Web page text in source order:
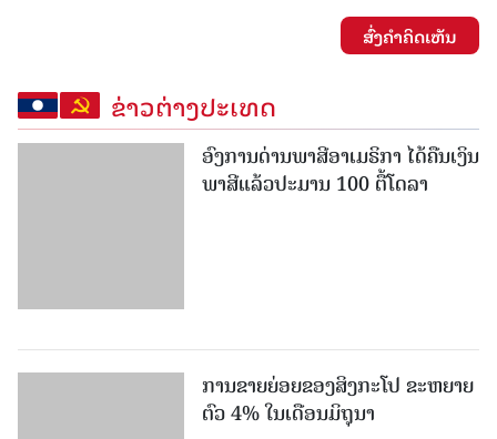
ສົ່ງຄໍາຄິດເຫັນ
ຂ່າວຕ່າງປະເທດ
ອົງການດ່ານພາສີອາເມຣິກາ ໄດ້ຄືນເງິນ
ພາສີແລ້ວປະມານ 100 ຕື້ໂດລາ
ຕົວ 4% ໃນເດືອນມິຖຸນາ